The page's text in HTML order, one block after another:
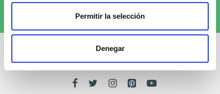
Permitir la selección
Denegar